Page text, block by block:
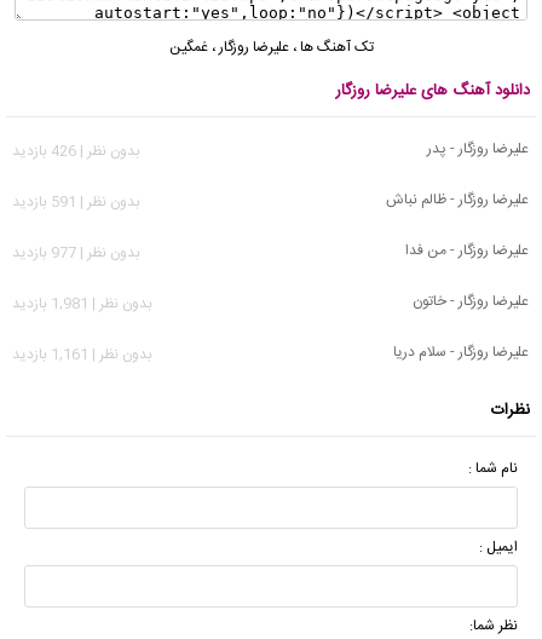
تک آهنگ ها،علیرضا روزگار،غمگین
دانلود آهنگ های علیرضا روزگار
علیرضا روزگار - پدر
بدون نظر | 426 بازدید
علیرضا روزگار - ظالم نباش
بدون نظر | 591 بازدید
علیرضا روزگار - من فدا
بدون نظر | 977 بازدید
علیرضا روزگار - خاتون
بدون نظر | 1,981 بازدید
علیرضا روزگار - سلام دریا
بدون نظر | 1,161 بازدید
نظرات
نام شما :
ایمیل :
نظر شما: